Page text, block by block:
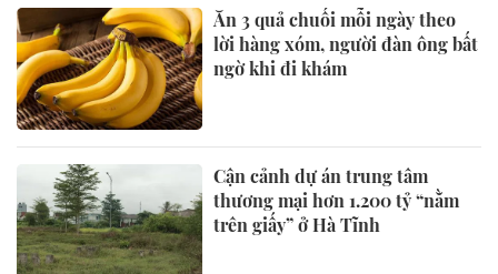
Ăn 3 quả chuối mỗi ngày theo
lời hàng xóm, người đàn ông bất
ngờ khi đi khám
Cận cảnh dự án trung tâm
thương mại hơn 1.200 tỷ “nằm
trên giấy” ở Hà Tĩnh